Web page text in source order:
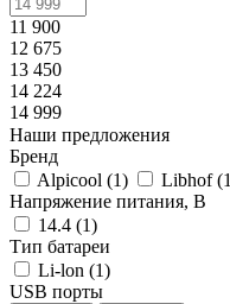
11 900
12 675
13 450
14 224
14 999
Наши предложения
Бренд
Alpicool (1) Libhof (1
Напряжение питания, В
14.4 (1)
Тип батареи
Li-lon (1)
USB порты